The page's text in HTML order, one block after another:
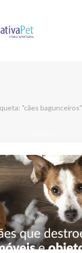
"cães bagunceiros"